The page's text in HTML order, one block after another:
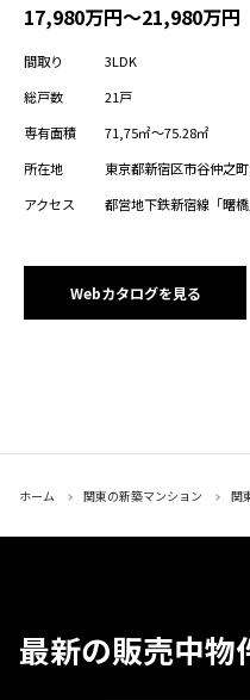
17,980万円～21,980万円
間取り
3LDK
総戸数
21戸
専有面積
71,75㎡～75.28㎡
所在地
東京都新宿区市谷仲之
アクセス
都営地下鉄新宿線「曙
北線「市ヶ谷」駅 徒歩
ツ谷」駅 徒歩16分
Webカタログを見る
ホーム 関東の新築マンション 関
最新の販売中物